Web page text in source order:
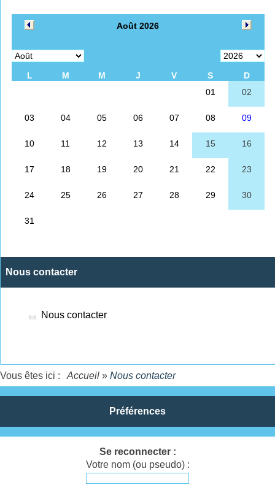
Nous contacter
Nous contacter
Vous êtes ici : Accueil » Nous contacter
Préférences
Se reconnecter :
Votre nom (ou pseudo) :